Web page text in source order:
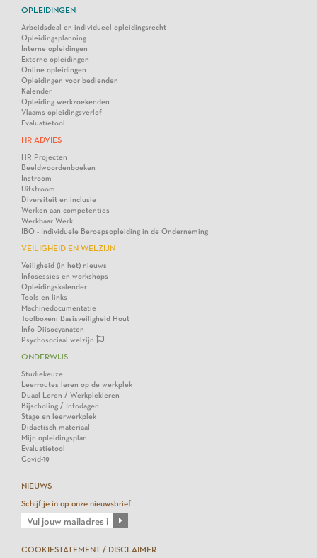
OPLEIDINGEN
Arbeidsdeal en individueel opleidingsrecht
Opleidingsplanning
Interne opleidingen
Externe opleidingen
Online opleidingen
Opleidingen voor bedienden
Kalender
Opleiding werkzoekenden
Vlaams opleidingsverlof
Evaluatietool
HR ADVIES
HR Projecten
Beeldwoordenboeken
Instroom
Uitstroom
Diversiteit en inclusie
Werken aan competenties
Werkbaar Werk
IBO - Individuele Beroepsopleiding in de Onderneming
VEILIGHEID EN WELZIJN
Veiligheid (in het) nieuws
Infosessies en workshops
Opleidingskalender
Tools en links
Machinedocumentatie
Toolboxen: Basisveiligheid Hout
Info Diisocyanaten
Psychosociaal welzijn
ONDERWIJS
Studiekeuze
Leerroutes leren op de werkplek
Duaal Leren / Werkplekleren
Bijscholing / Infodagen
Stage en leerwerkplek
Didactisch materiaal
Mijn opleidingsplan
Evaluatietool
Covid-19
NIEUWS
Schijf je in op onze nieuwsbrief
COOKIESTATEMENT / DISCLAIMER